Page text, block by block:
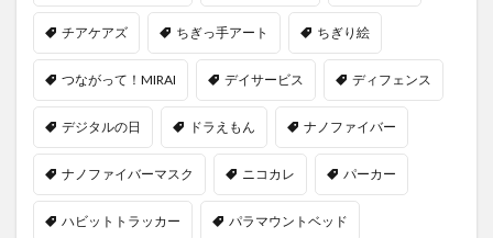
チアケアズ ちぎっ手アート ちぎり絵
つながって！MIRAI デイサービス ディフェンス
デジタルの日 ドラえもん ナノファイバー
ナノファイバーマスク ニコカレ パーカー
ハビットトラッカー パラマウントベッド